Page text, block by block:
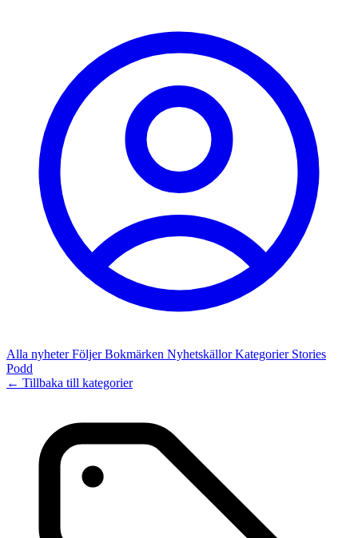
Alla nyheterFöljerBokmärken NyhetskällorKategorier Stories
Podd
← Tillbaka till kategorier